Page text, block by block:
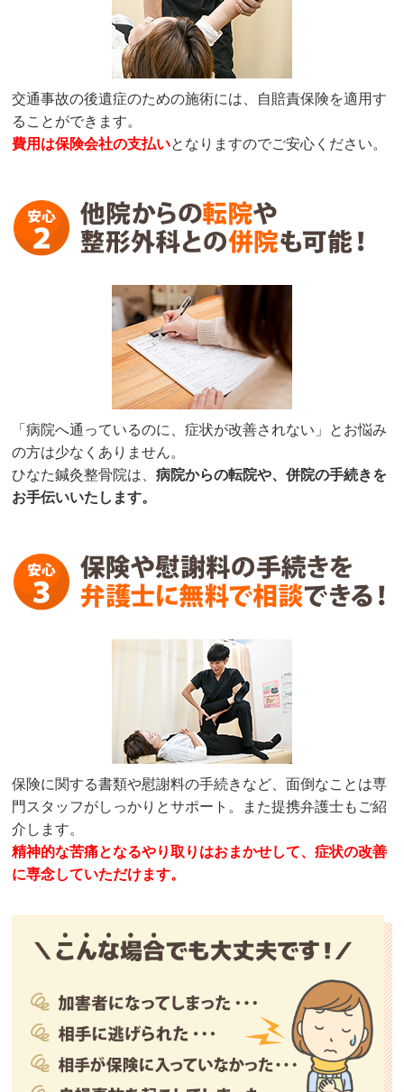
交通事故の後遺症のための施術には、自賠責保険を適用す
ることができます。
費用は保険会社の支払いとなりますのでご安心ください。
「病院へ通っているのに、症状が改善されない」とお悩み
の方は少なくありません。
ひなた鍼灸整骨院は、病院からの転院や、併院の手続きを
お手伝いいたします。
保険に関する書類や慰謝料の手続きなど、面倒なことは専
門スタッフがしっかりとサポート。また提携弁護士もご紹
介します。
精神的な苦痛となるやり取りはおまかせして、症状の改善
に専念していただけます。